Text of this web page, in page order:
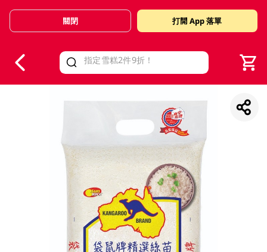
Valid Until 30 June 2026
關閉 打開 App 落單